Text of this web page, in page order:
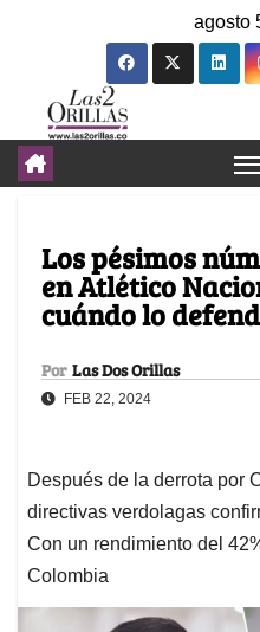
agosto
Los pésimos
en Atlético
cuándo lo
Por Las Dos Orillas
FEB 22, 2024
Después de la derrota por
directivas verdolagas
Con un rendimiento del
Colombia